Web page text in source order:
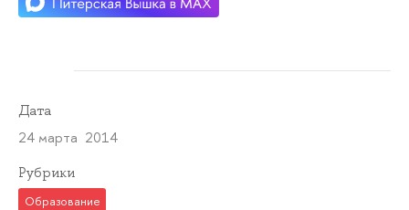
Дата
24 марта 2014
Рубрики
Образование